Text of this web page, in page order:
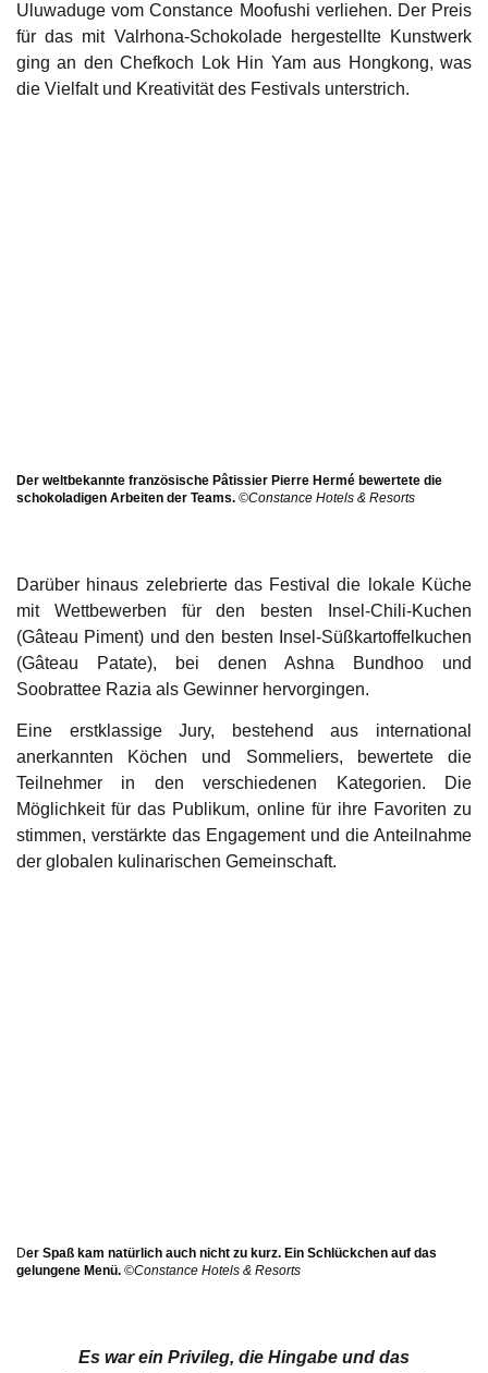
Uluwaduge vom Constance Moofushi verliehen. Der Preis
für das mit Valrhona-Schokolade hergestellte Kunstwerk
ging an den Chefkoch Lok Hin Yam aus Hongkong, was
die Vielfalt und Kreativität des Festivals unterstrich.
Der weltbekannte französische Pâtissier Pierre Hermé bewertete die
schokoladigen Arbeiten der Teams. ©Constance Hotels & Resorts
Darüber hinaus zelebrierte das Festival die lokale Küche
mit Wettbewerben für den besten Insel-Chili-Kuchen
(Gâteau Piment) und den besten Insel-Süßkartoffelkuchen
(Gâteau Patate), bei denen Ashna Bundhoo und
Soobrattee Razia als Gewinner hervorgingen.
Eine erstklassige Jury, bestehend aus international
anerkannten Köchen und Sommeliers, bewertete die
Teilnehmer in den verschiedenen Kategorien. Die
Möglichkeit für das Publikum, online für ihre Favoriten zu
stimmen, verstärkte das Engagement und die Anteilnahme
der globalen kulinarischen Gemeinschaft.
Der Spaß kam natürlich auch nicht zu kurz. Ein Schlückchen auf das
gelungene Menü. ©Constance Hotels & Resorts
Es war ein Privileg, die Hingabe und das